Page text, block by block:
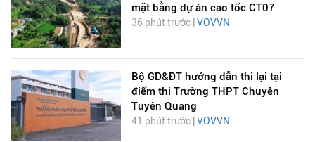
mặt bằng dự án cao tốc CT07
36 phút trước | VOVVN
Bộ GD&ĐT hướng dẫn thi lại tại
điểm thi Trường THPT Chuyên
Tuyên Quang
41 phút trước | VOVVN